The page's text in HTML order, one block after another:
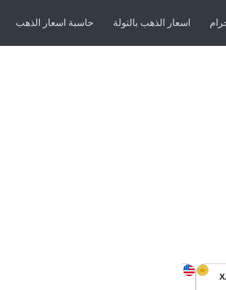
اسعار الذهب بالتولة حاسبة اسعار الذهب